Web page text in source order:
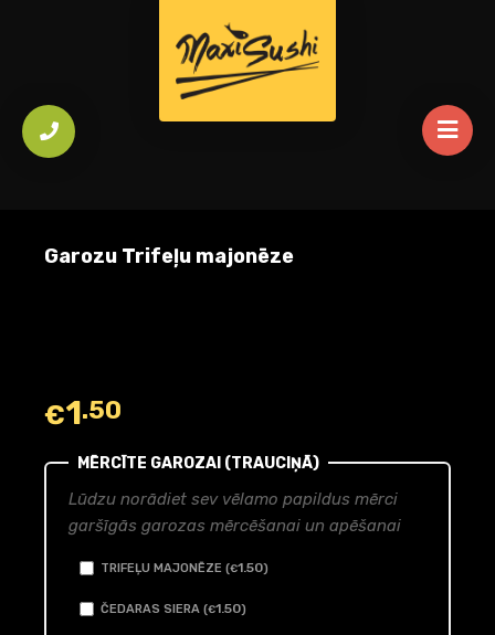
Garozu Trifeļu majonēze
€1.50
MĒRCĪTE GAROZAI (TRAUCIŅĀ)
Lūdzu norādiet sev vēlamo papildus mērci
garšīgās garozas mērcēšanai un apēšanai
TRIFEĻU MAJONĒZE (€1.50)
ČEDARAS SIERA (€1.50)